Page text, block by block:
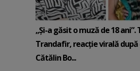
„Și-a găsit o muză de 18 ani”.
Trandafir, reacție virală după
Cătălin Bo...